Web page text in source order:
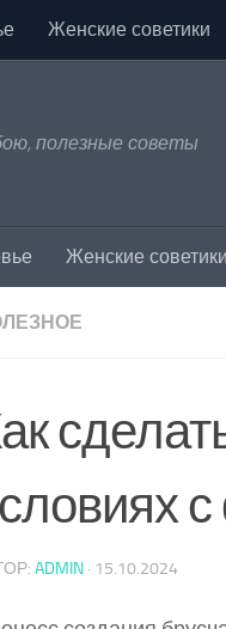
Женские советики
полезные советы
Женские советики
ADMIN · 15.10.2024